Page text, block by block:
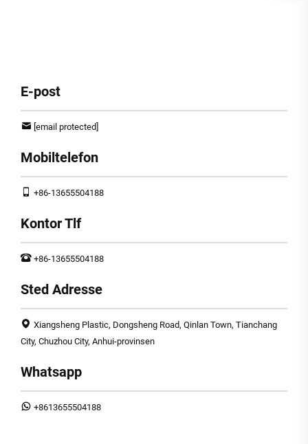
E-post
[email protected]
Mobiltelefon
+86-13655504188
Kontor Tlf
+86-13655504188
Sted Adresse
Xiangsheng Plastic, Dongsheng Road, Qinlan Town, Tianchang
City, Chuzhou City, Anhui-provinsen
Whatsapp
+8613655504188